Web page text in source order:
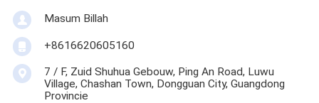
Masum Billah
+8616620605160
7 / F, Zuid Shuhua Gebouw, Ping An Road, Luwu
Village, Chashan Town, Dongguan City, Guangdong
Provincie